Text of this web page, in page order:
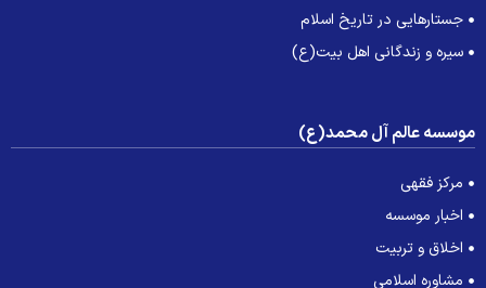
جستارهایی در تاریخ اسلام
سیره و زندگانی اهل بیت(ع)
عالم آل محمد(ع)
مرکز فقهی
اخبار موسسه
اخلاق و تربیت
مشاوره اسلامی